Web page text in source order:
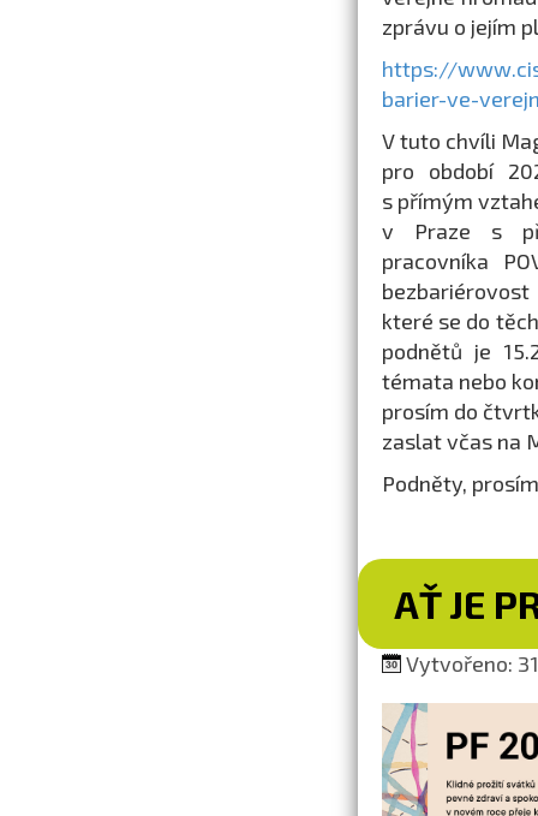
zprávu o jejím
https://
barier-ve-
V tuto chvíli
pro období
s přímým
v Praze s
pracovníka
které se do
podnětů je
témata nebo
prosím do
zaslat včas na
Podněty,
AŤ JE
Vytvořeno: